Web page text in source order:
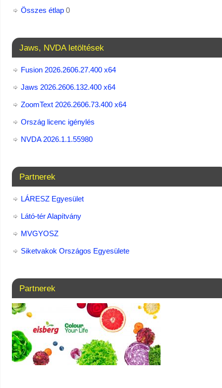
Összes étlap0
Jaws, NVDA letöltések
Fusion 2026.2606.27.400 x64
Jaws 2026.2606.132.400 x64
ZoomText 2026.2606.73.400​ x64
Ország licenc igénylés
NVDA 2026.1.1.55980
Partnerek
LÁRESZ Egyesület
Látó-tér Alapítvány
MVGYOSZ
Siketvakok Országos Egyesülete
Partnerek